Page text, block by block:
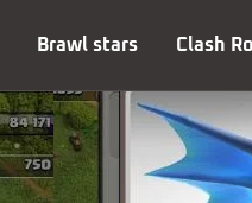
Brawl stars Clash